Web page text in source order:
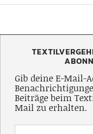
Gib deine E-Mail-
Beiträge beim
Mail zu erhalten.